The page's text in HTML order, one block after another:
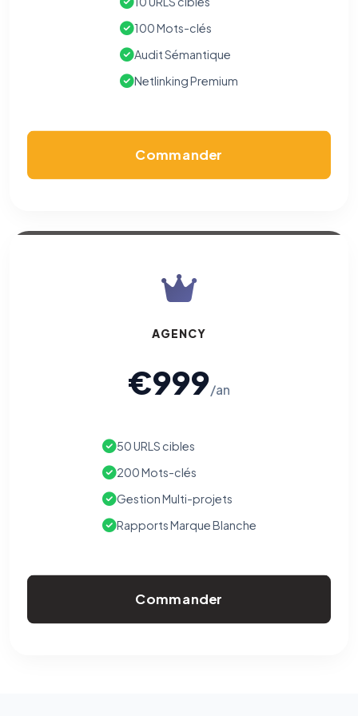
100 Mots-clés
Audit Sémantique
Netlinking Premium
Commander
AGENCY
€999/an
50 URLS cibles
200 Mots-clés
Gestion Multi-projets
Rapports Marque Blanche
Commander